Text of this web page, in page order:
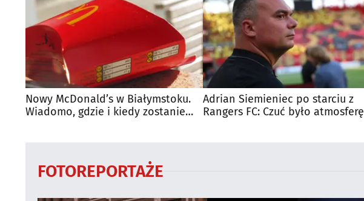
Nowy McDonald’s w Białymstoku.
Wiadomo, gdzie i kiedy zostanie
Adrian Siemieniec po starciu z
Rangers FC: Czuć było atmosferę
FOTOREPORTAŻE